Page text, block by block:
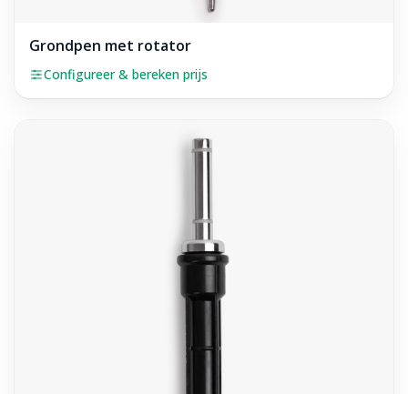
Grondpen met rotator
Configureer & bereken prijs